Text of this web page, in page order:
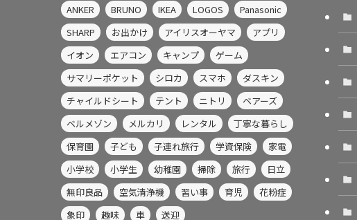
ANKER BRUNO IKEA LOGOS
Panasonic
SHARP
お出かけ アイリスオーヤマ
アプリ
イオン
エアコン キャンプ
ゲーム
サマリーポケット
シロカ スマホ
ダスキン
チャイルドシート
テント ニトリ
ベアーズ
ベルメゾン
メルカリ レンタル
丁寧な暮らし
保育園
子ども 子連れ旅行 学資保険
家電
小学校
小学生 幼稚園 掃除 旅行
日立
無印良品
空気清浄機 習い事 育児
花粉症
象印
趣味 車 送迎